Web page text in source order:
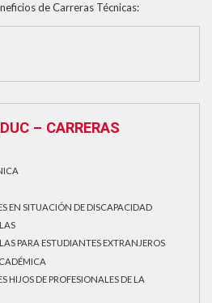
de Carreras Técnicas:
– CARRERAS
EN SITUACIÓN DE DISCAPACIDAD
PARA ESTUDIANTES EXTRANJEROS
HIJOS DE PROFESIONALES DE LA